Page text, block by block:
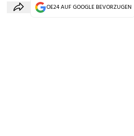
OE24 AUF GOOGLE BEVORZUGEN